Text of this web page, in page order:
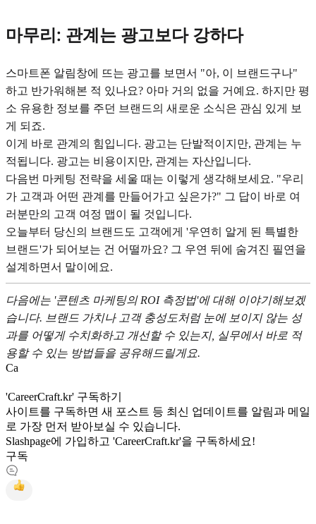
마무리: 관계는 광고보다 강하다
스마트폰 알림창에 뜨는 광고를 보면서 "아, 이 브랜드구나"
하고 반가워해본 적 있나요? 아마 거의 없을 거예요. 하지만 평
소 유용한 정보를 주던 브랜드의 새로운 소식은 관심 있게 보
게 되죠.
이게 바로 관계의 힘입니다. 광고는 단발적이지만, 관계는 누
적됩니다. 광고는 비용이지만, 관계는 자산입니다.
다음번 마케팅 전략을 세울 때는 이렇게 생각해보세요. "우리
가 고객과 어떤 관계를 만들어가고 싶은가?" 그 답이 바로 여
러분만의 고객 여정 맵이 될 것입니다.
오늘부터 당신의 브랜드도 고객에게 '우연히 알게 된 특별한
브랜드'가 되어보는 건 어떨까요? 그 우연 뒤에 숨겨진 필연을
설계하면서 말이에요.
다음에는 '콘텐츠 마케팅의 ROI 측정법'에 대해 이야기해보겠
습니다. 브랜드 가치나 고객 충성도처럼 눈에 보이지 않는 성
과를 어떻게 수치화하고 개선할 수 있는지, 실무에서 바로 적
용할 수 있는 방법들을 공유해드릴게요.
Ca
'CareerCraft.kr' 구독하기
사이트를 구독하면 새 포스트 등 최신 업데이트를 알림과 메일
로 가장 먼저 받아보실 수 있습니다.
Slashpage에 가입하고 'CareerCraft.kr'을 구독하세요!
구독